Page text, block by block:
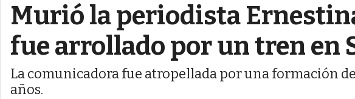
Murió la periodista
fue arrollado por un tren en
La comunicadora fue atropellada por una formación
años.